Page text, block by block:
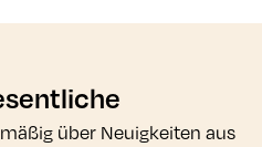
über Neuigkeiten aus